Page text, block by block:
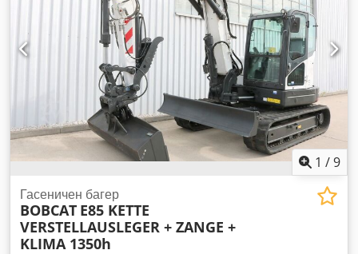
1 /9
Гасеничен багер
BOBCAT E85 KETTE
VERSTELLAUSLEGER + ZANGE +
KLIMA 1350h